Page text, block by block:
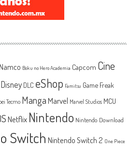
Boku no Hero Academia Capcom Cine
Disney DLC eShop Famitsu Game Freak
Tecmo MangaMarvel Marvel Studios MCU
Netflix Nintendo Nintendo Download
Switch Nintendo Switch 2 One Piece